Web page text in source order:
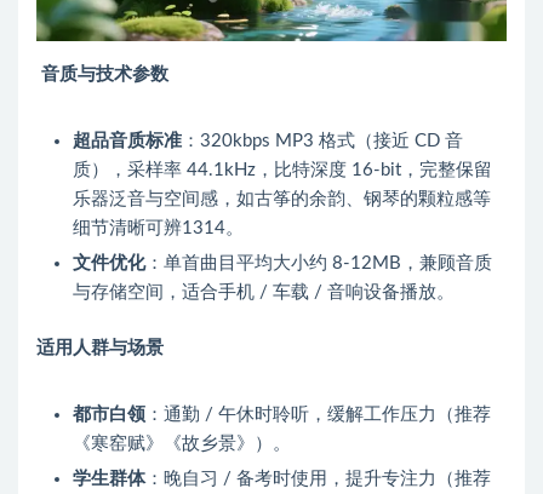
音质与技术参数
超品音质标准 ：320kbps MP3 格式（接近 CD 音
质），采样率 44.1kHz，比特深度 16-bit，完整保留
乐器泛音与空间感，如古筝的余韵、钢琴的颗粒感等
细节清晰可辨1314。
文件优化：单首曲目平均大小约 8-12MB，兼顾音质
与存储空间，适合手机 / 车载 / 音响设备播放。
适用人群与场景
都市白领 ：通勤 / 午休时聆听，缓解工作压力（推荐
《寒窑赋》《故乡景》）。
学生群体：晚自习 / 备考时使用，提升专注力（推荐